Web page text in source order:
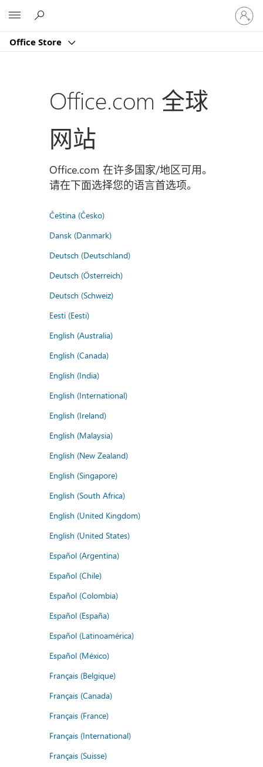
Office Store
请
登
录
Office.com 全球
网站
Office.com 在许多国家/地区可用。
请在下面选择您的语言首选项。
Čeština (Česko)
Dansk (Danmark)
Deutsch (Deutschland)
Deutsch (Österreich)
Deutsch (Schweiz)
Eesti (Eesti)
English (Australia)
English (Canada)
English (India)
English (International)
English (Ireland)
English (Malaysia)
English (New Zealand)
English (Singapore)
English (South Africa)
English (United Kingdom)
English (United States)
Español (Argentina)
Español (Chile)
Español (Colombia)
Español (España)
Español (Latinoamérica)
Español (México)
Français (Belgique)
Français (Canada)
Français (France)
Français (International)
Français (Suisse)